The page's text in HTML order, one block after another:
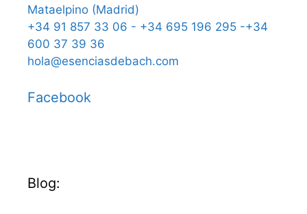
Mataelpino (Madrid)
+34 91 857 33 06 - +34 695 196 295 -+34
600 37 39 36
hola@esenciasdebach.com
Facebook
Blog: